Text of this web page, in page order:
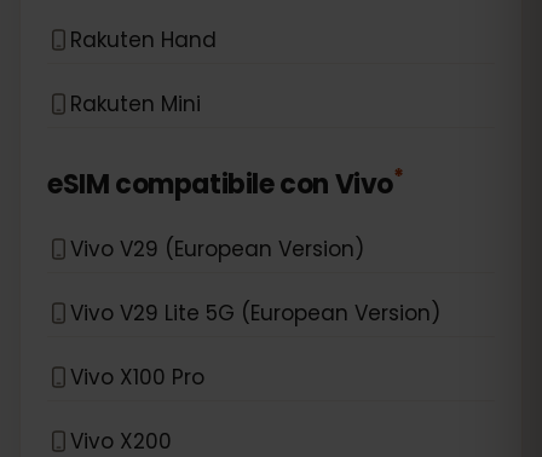
Rakuten Hand
Rakuten Mini
eSIM compatibile conVivo*
Vivo V29 (European Version)
Vivo V29 Lite 5G (European Version)
Vivo X100 Pro
Vivo X200